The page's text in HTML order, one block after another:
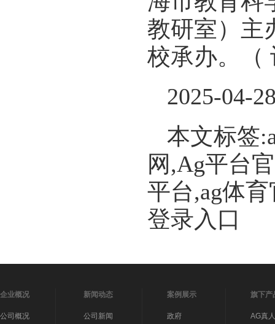
教研室）主
校承办。（
2025-04-
本文标签
网,Ag平台
平台,ag体
登录入口
企业概况
公司概况
新闻动态
公司新闻
案例展示
政府
旗下产
AG真